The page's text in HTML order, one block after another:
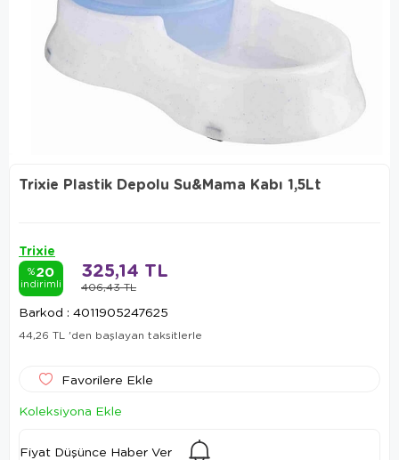
Trixie Plastik Depolu Su&Mama Kabı 1,5Lt
Trixie
%20
indirimli 406,43 TL
325,14 TL
Barkod : 4011905247625
44,26 TL 'den başlayan taksitlerle
Favorilere Ekle
Koleksiyona Ekle
Fiyat Düşünce Haber Ver